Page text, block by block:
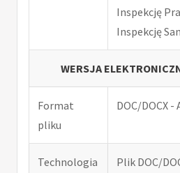
Inspekcję
Inspekcję
WERSJA
Format
pliku
DOC/DOCX -
Technologia
Plik DOC/